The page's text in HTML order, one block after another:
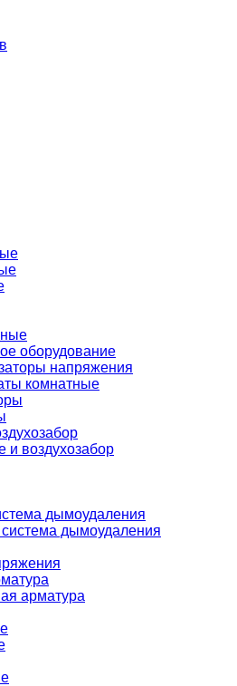
оборудование
напряжения
комнатные
и воздухозабор
дымоудаления
система дымоудаления
арматура